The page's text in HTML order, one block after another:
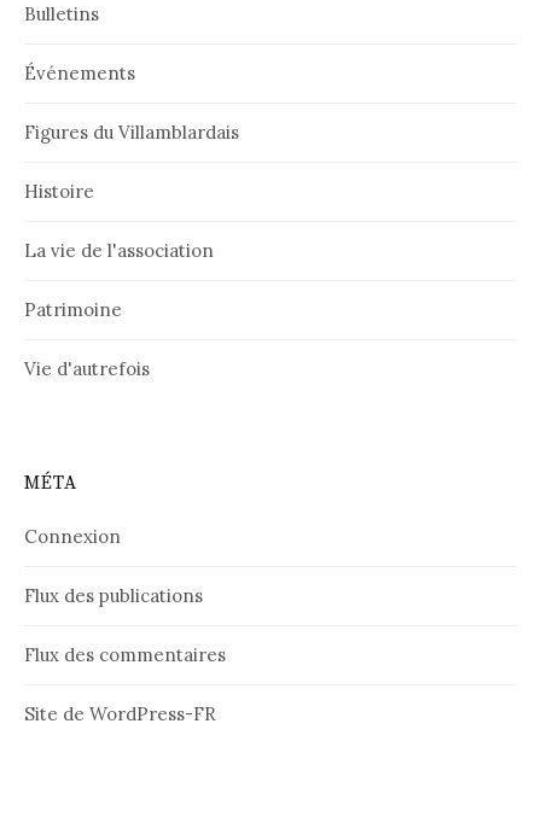
Bulletins
Événements
Figures du Villamblardais
Histoire
La vie de l'association
Patrimoine
Vie d'autrefois
MÉTA
Connexion
Flux des publications
Flux des commentaires
Site de WordPress-FR